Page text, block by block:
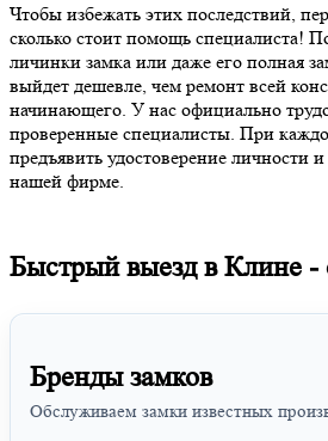
Чтобы избежать этих последствий,
сколько стоит помощь специалиста!
личинки замка или даже его полная
выйдет дешевле, чем ремонт всей
начинающего. У нас официально
проверенные специалисты. При
предъявить удостоверение личности
нашей фирме.
Быстрый выезд в Клине -
Бренды замков
Обслуживаем замки известных